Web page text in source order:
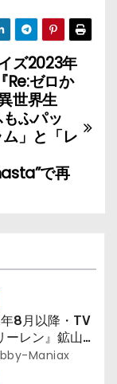
ズ2023年
Re:ゼロか
世界生
ふパッ
ム」と「レ
で再
8月以降・TV
レン』鉱山で
っちゃった
化！
Maniax